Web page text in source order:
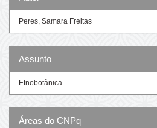
Peres, Samara Freitas
Assunto
Etnobotânica
Áreas do CNPq